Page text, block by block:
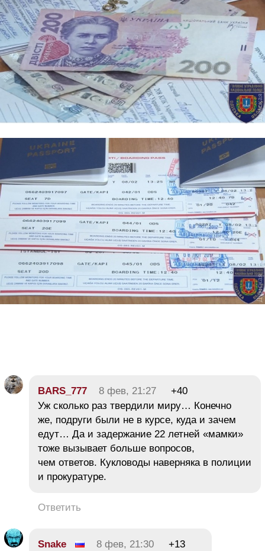
BARS_777 8 фев, 21:27
+40
Уж сколько раз твердили миру… Конечно
же, подруги были не в курсе, куда и зачем
едут… Да и задержание 22 летней «мамки»
тоже вызывает больше вопросов,
чем ответов. Кукловоды наверняка в полиции
и прокуратуре.
Ответить
Snake 8 фев, 21:30
+13